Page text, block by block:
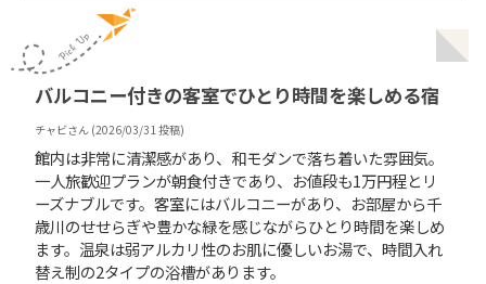
バルコニー付きの客室でひとり時間を楽しめる宿
チャビさん (2026/03/31 投稿)
館内は非常に清潔感があり、和モダンで落ち着いた雰囲気。
一人旅歓迎プランが朝食付きであり、お値段も1万円程とリ
ーズナブルです。客室にはバルコニーがあり、お部屋から千
歳川のせせらぎや豊かな緑を感じながらひとり時間を楽しめ
ます。温泉は弱アルカリ性のお肌に優しいお湯で、時間入れ
替え制の2タイプの浴槽があります。